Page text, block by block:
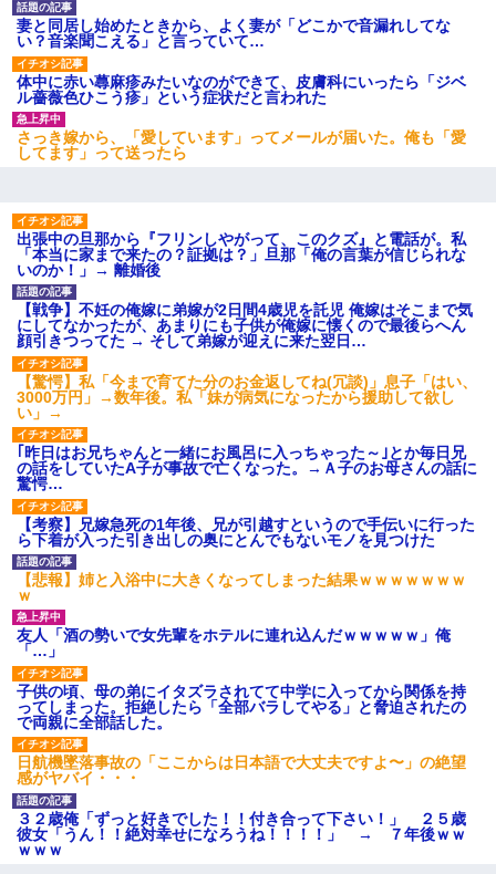
妻と同居し始めたときから、よく妻が「どこかで音漏れしてな
い？音楽聞こえる」と言っていて…
体中に赤い蕁麻疹みたいなのができて、皮膚科にいったら「ジベ
ル薔薇色ひこう疹」という症状だと言われた
さっき嫁から、「愛しています」ってメールが届いた。俺も「愛
してます」って送ったら
出張中の旦那から『フリンしやがって、このクズ』と電話が。私
「本当に家まで来たの？証拠は？」旦那「俺の言葉が信じられな
いのか！」→ 離婚後
【戦争】不妊の俺嫁に弟嫁が2日間4歳児を託児 俺嫁はそこまで気
にしてなかったが、あまりにも子供が俺嫁に懐くので最後らへん
顔引きつってた → そして弟嫁が迎えに来た翌日…
【驚愕】私「今まで育てた分のお金返してね(冗談)」息子「はい、
3000万円」→数年後。私「妹が病気になったから援助して欲し
い」→
｢昨日はお兄ちゃんと一緒にお風呂に入っちゃった～｣とか毎日兄
の話をしていたA子が事故で亡くなった。→Ａ子のお母さんの話に
驚愕…
【考察】兄嫁急死の1年後、兄が引越すというので手伝いに行った
ら下着が入った引き出しの奥にとんでもないモノを見つけた
【悲報】姉と入浴中に大きくなってしまった結果ｗｗｗｗｗｗｗ
ｗ
友人「酒の勢いで女先輩をホテルに連れ込んだｗｗｗｗｗ」俺
「…」
子供の頃、母の弟にイタズラされてて中学に入ってから関係を持
ってしまった。拒絶したら「全部バラしてやる」と脅迫されたの
で両親に全部話した。
日航機墜落事故の「ここからは日本語で大丈夫ですよ〜」の絶望
感がヤバイ・・・
３２歳俺「ずっと好きでした！！付き合って下さい！」 ２５歳
彼女「うん！！絶対幸せになろうね！！！！」 → ７年後ｗｗ
ｗｗｗ